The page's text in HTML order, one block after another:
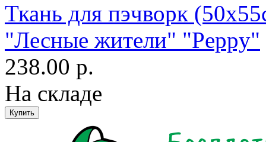
Ткань для пэчворк
"Лесные жители" "Peppy"
238.00 р.
На складе